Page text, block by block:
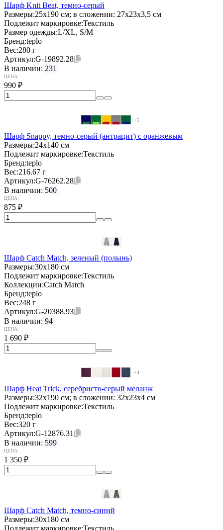
Шарф Knit Beat, темно-серый
Размеры:25x190 см; в сложении: 27x23x3,5 см
Подлежит маркировке:Текстиль
Размер одежды:L/XL, S/M
Бренд:teplo
Вес:280 г
Артикул:G-19892.28
В наличии: 231
ЦЕНА:
990 ₽
+5
Шарф Snappy, темно-серый (антрацит) с оранжевым
Размеры:24х140 см
Подлежит маркировке:Текстиль
Бренд:teplo
Вес:216.67 г
Артикул:G-76262.28
В наличии: 500
ЦЕНА:
875 ₽
Шарф Catch Match, зеленый (полынь)
Размеры:30x180 см
Подлежит маркировке:Текстиль
Коллекции:Catch Match
Бренд:teplo
Вес:248 г
Артикул:G-20388.93
В наличии: 94
ЦЕНА:
1 690 ₽
+4
Шарф Heat Trick, серебристо-серый меланж
Размеры:32х190 см; в сложении: 32x23x4 см
Подлежит маркировке:Текстиль
Бренд:teplo
Вес:320 г
Артикул:G-12876.31
В наличии: 599
ЦЕНА:
1 350 ₽
Шарф Catch Match, темно-синий
Размеры:30x180 см
Подлежит маркировке:Текстиль